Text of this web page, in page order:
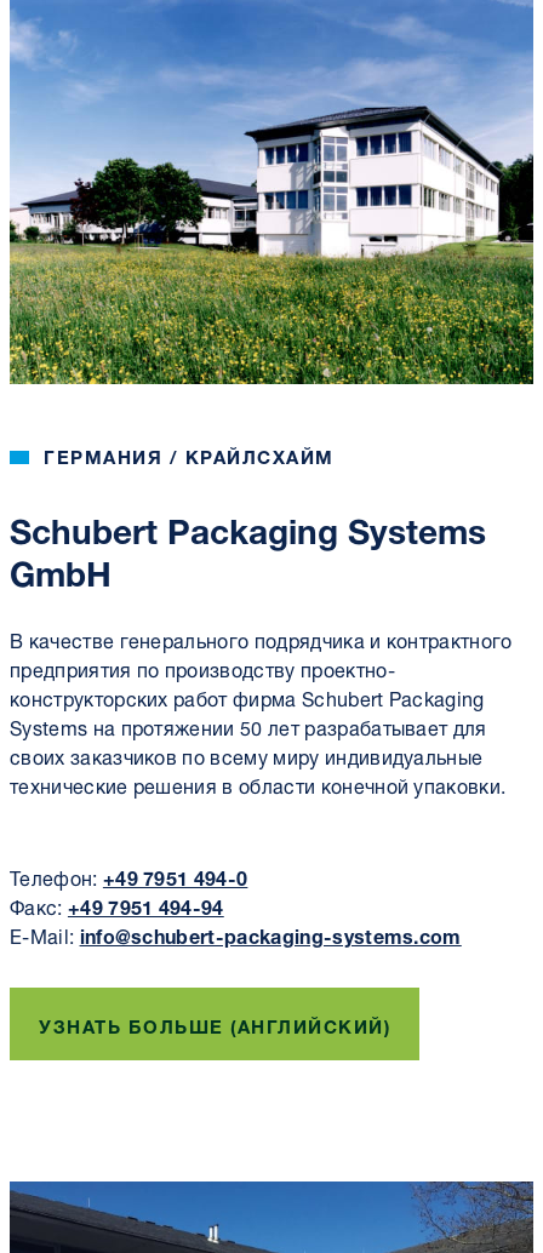
ГЕРМАНИЯ / КРАЙЛСХАЙМ
Schubert Packaging Systems
GmbH
В качестве генерального подрядчика и контрактного
предприятия по производству проектно-
конструкторских работ фирма Schubert Packaging
Systems на протяжении 50 лет разрабатывает для
своих заказчиков по всему миру индивидуальные
технические решения в области конечной упаковки.
Телефон:+49 7951 494-0
Факс:+49 7951 494-94
E-Mail: info@schubert-packaging-systems.com
УЗНАТЬ БОЛЬШЕ (АНГЛИЙСКИЙ)